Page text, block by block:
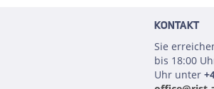
KONTAKT
Sie
bis 18:00
Uhr unter